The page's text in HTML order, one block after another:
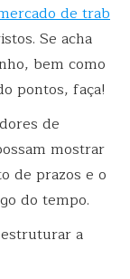
de trab
Se acha
bem como
pontos, faça!
de
mostrar
de prazos e o
do tempo.
a